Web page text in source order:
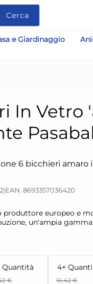
Cerca
e Giardinaggio
In Vetro
6 bicchieri amaro
|EAN: 8693357036420
produttore europeo e
un'ampia
Quantità
€
4+
16,42 €